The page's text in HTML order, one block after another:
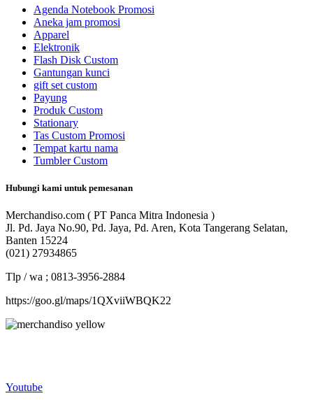
Agenda Notebook Promosi
Aneka jam promosi
Apparel
Elektronik
Flash Disk Custom
Gantungan kunci
gift set custom
Payung
Produk Custom
Stationary
Tas Custom Promosi
Tempat kartu nama
Tumbler Custom
Hubungi kami untuk pemesanan
Merchandiso.com ( PT Panca Mitra Indonesia )
Jl. Pd. Jaya No.90, Pd. Jaya, Pd. Aren, Kota Tangerang Selatan,
Banten 15224
(021) 27934865
Tlp / wa ; 0813-3956-2884
https://goo.gl/maps/1QXviiWBQK22
Youtube